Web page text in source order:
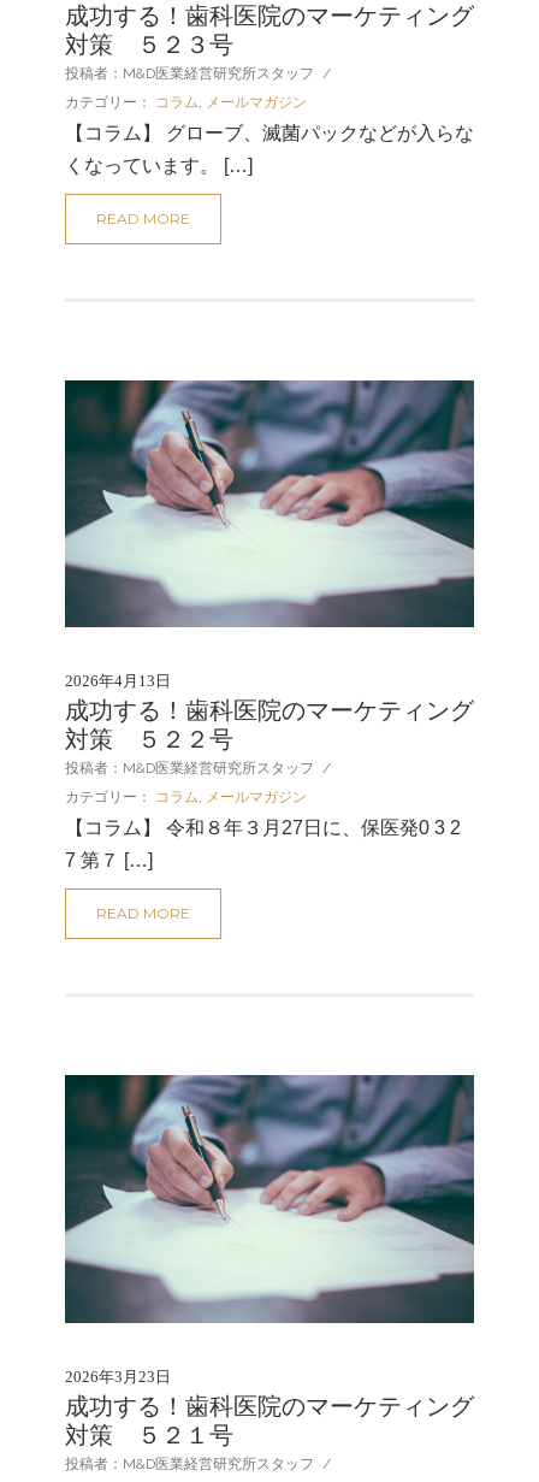
成功する！歯科医院のマーケティング
対策 ５２３号
投稿者：M&D医業経営研究所スタッフ /
カテゴリー：
コラム, メールマガジン
【コラム】 グローブ、滅菌パックなどが入らな
くなっています。 […]
READ MORE
2026年4月13日
成功する！歯科医院のマーケティング
対策 ５２２号
投稿者：M&D医業経営研究所スタッフ /
カテゴリー：
コラム, メールマガジン
【コラム】 令和８年３月27日に、保医発0 3 2
7 第７ […]
READ MORE
2026年3月23日
成功する！歯科医院のマーケティング
対策 ５２１号
投稿者：M&D医業経営研究所スタッフ /